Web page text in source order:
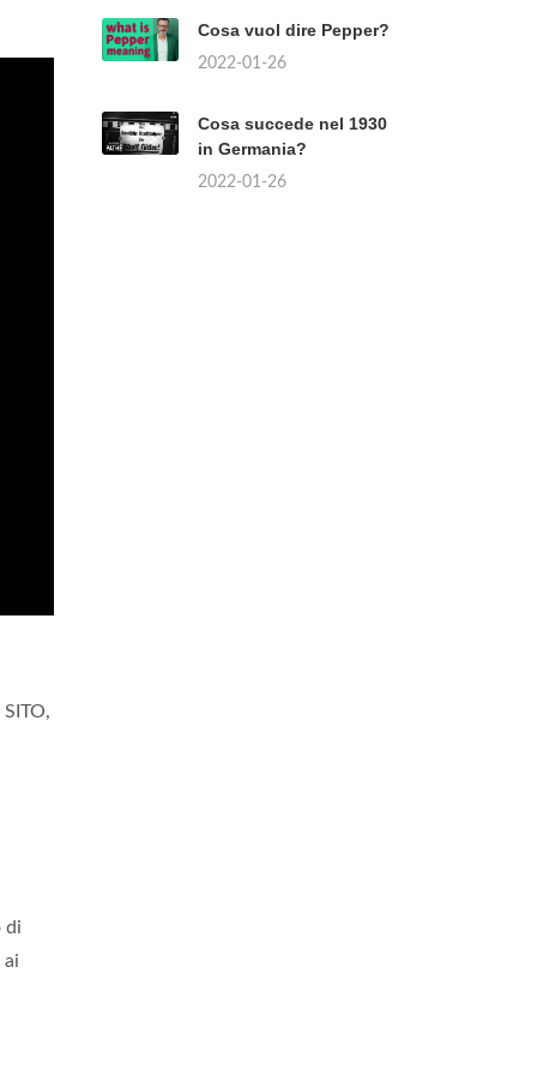
di
ai
Cosa vuol dire Pepper?
2022-01-26
Cosa succede nel 1930
in Germania?
2022-01-26